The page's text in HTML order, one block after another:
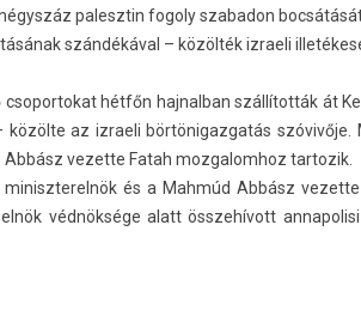
palesztin fogoly szabadon
szándékával – közölték izraeli
hétfőn haj­nalban szállították át
közölte az iz­raeli bör­tönigaz­gatás
vezet­te Fatah moz­galom­hoz tar­tozik.
és a Mahmúd Abbász
védnöksége alatt összehívott